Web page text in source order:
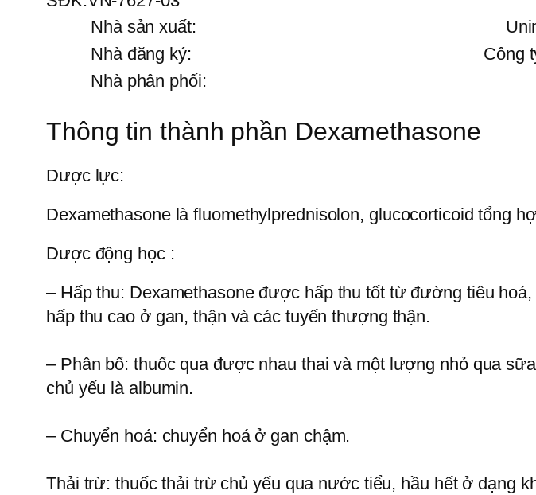
Nhà sản xuất:
Nhà đăng ký:
Công
Nhà phân phối:
Thông tin thành phần Dexamethasone
Dược lực:
Dexamethasone là fluomethylprednisolon, glucocorticoid tổng
Dược động học :
– Hấp thu: Dexamethasone được hấp thu tốt từ đường tiêu
hấp thu cao ở gan, thận và các tuyến thượng thận.
– Phân bố: thuốc qua được nhau thai và một lượng nhỏ qua
chủ yếu là albumin.
– Chuyển hoá: chuyển hoá ở gan chậm.
Thải trừ: thuốc thải trừ chủ yếu qua nước tiểu, hầu hết ở dạng